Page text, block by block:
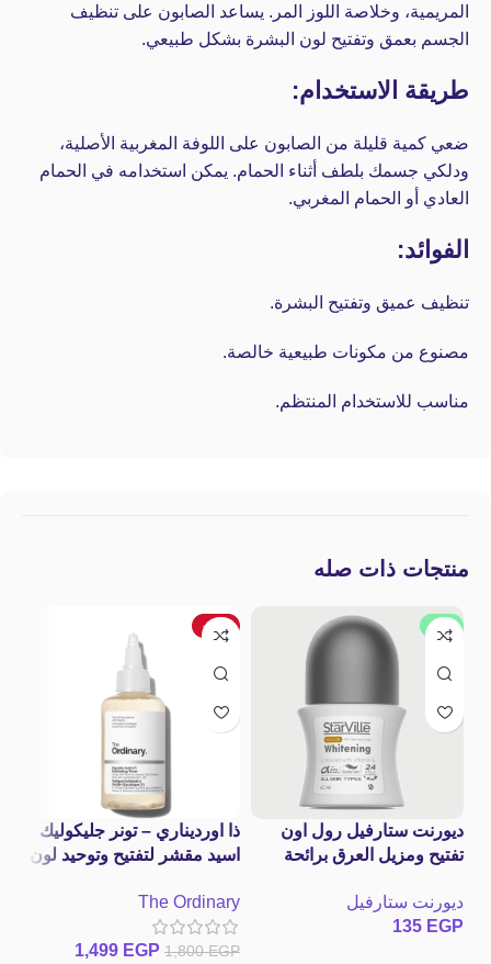
المريمية، وخلاصة اللوز المر. يساعد الصابون على تنظيف
الجسم بعمق وتفتيح لون البشرة بشكل طبيعي.
طريقة الاستخدام:
ضعي كمية قليلة من الصابون على اللوفة المغربية الأصلية،
ودلكي جسمك بلطف أثناء الحمام. يمكن استخدامه في الحمام
العادي أو الحمام المغربي.
الفوائد:
تنظيف عميق وتفتيح البشرة.
مصنوع من مكونات طبيعية خالصة.
مناسب للاستخدام المنتظم.
منتجات ذات صله
جديد
ديورنت ستارفيل رول اون
تفتيح ومزيل العرق برائحة
ديورنت ستارفيل
135 EGP
-17%
ذا اورديناري – تونر جليكوليك
اسيد مقشر لتفتيح وتوحيد لون
Glycolic Acid 7%
Exfoliating Toner
The Ordinary
1,800EGP
1,499 EGP